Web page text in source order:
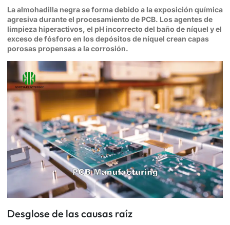
La almohadilla negra se forma debido a la exposición química
agresiva durante el procesamiento de PCB. Los agentes de
limpieza hiperactivos, el pH incorrecto del baño de níquel y el
exceso de fósforo en los depósitos de níquel crean capas
porosas propensas a la corrosión.
Desglose de las causas raíz